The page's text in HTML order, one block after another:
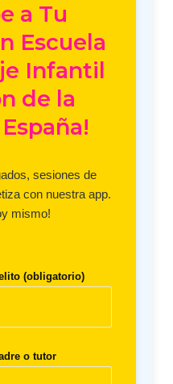
a Tu
Escuela
Infantil
de la
sesiones de
con nuestra app.
mismo!
(obligatorio)
o tutor